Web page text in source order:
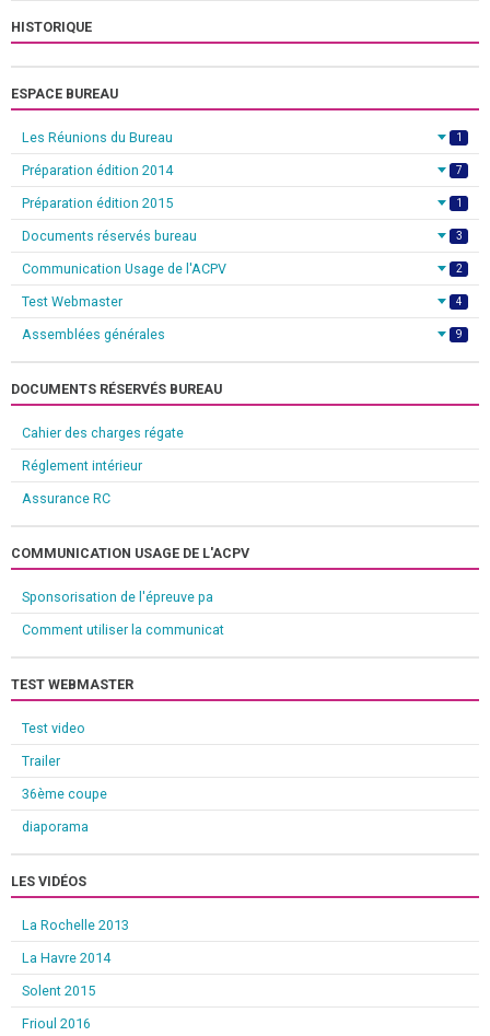
HISTORIQUE
ESPACE BUREAU
Les Réunions du Bureau 1
Préparation édition 2014 7
Préparation édition 2015 1
Documents réservés bureau 3
Communication Usage de l'ACPV 2
Test Webmaster 4
Assemblées générales 9
DOCUMENTS RÉSERVÉS BUREAU
Cahier des charges régate
Réglement intérieur
Assurance RC
COMMUNICATION USAGE DE L'ACPV
Sponsorisation de l'épreuve pa
Comment utiliser la communicat
TEST WEBMASTER
Test video
Trailer
36ème coupe
diaporama
LES VIDÉOS
La Rochelle 2013
La Havre 2014
Solent 2015
Frioul 2016